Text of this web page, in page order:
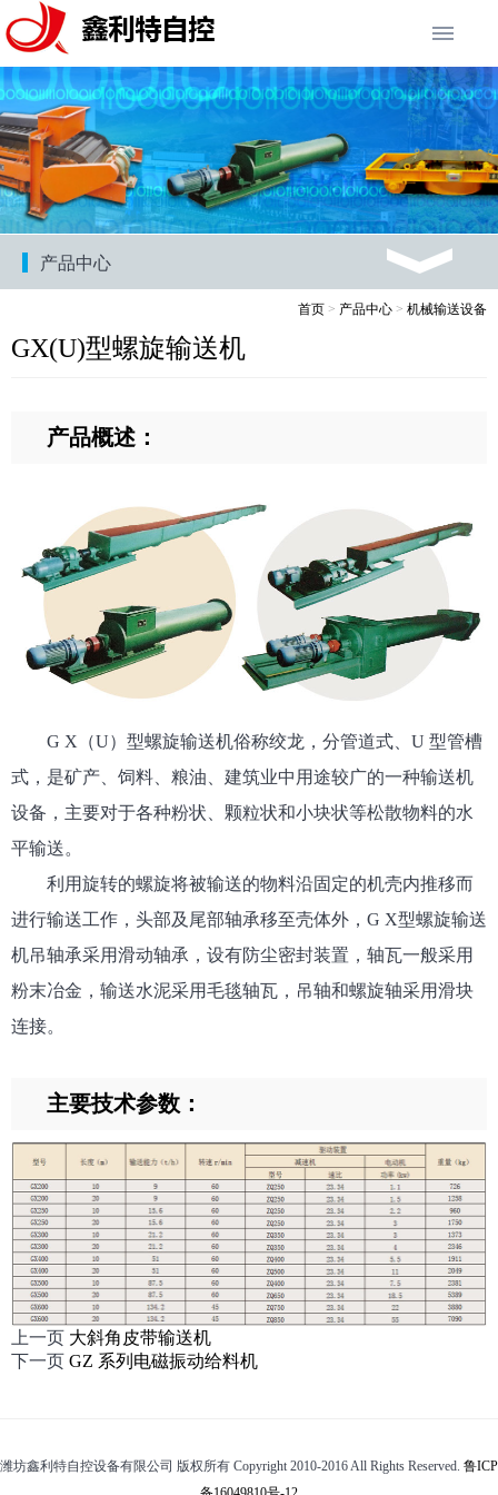
产品中心
首页 > 产品中心 > 机械输送设备
GX(U)型螺旋输送机
产品概述：
G X（U）型螺旋输送机俗称绞龙，分管道式、U 型管槽
式，是矿产、饲料、粮油、建筑业中用途较广的一种输送机
设备，主要对于各种粉状、颗粒状和小块状等松散物料的水
平输送。
利用旋转的螺旋将被输送的物料沿固定的机壳内推移而
进行输送工作，头部及尾部轴承移至壳体外，G X型螺旋输送
机吊轴承采用滑动轴承，设有防尘密封装置，轴瓦一般采用
粉末冶金，输送水泥采用毛毯轴瓦，吊轴和螺旋轴采用滑块
连接。
主要技术参数：
上一页 大斜角皮带输送机
下一页 GZ 系列电磁振动给料机
潍坊鑫利特自控设备有限公司 版权所有 Copyright 2010-2016 All Rights Reserved. 鲁ICP